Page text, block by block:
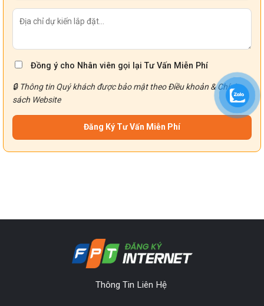
Đồng ý cho Nhân viên gọi lại Tư Vấn Miễn Phí
🔒 Thông tin Quý khách được bảo mật theoĐiều khoản &Chính
sách Website
Thông Tin Liên Hệ